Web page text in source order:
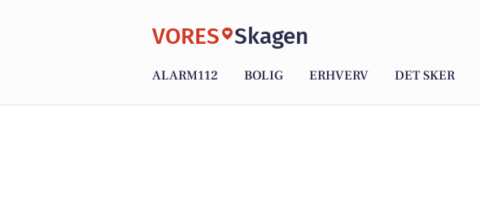
VORES Skagen
ALARM112 BOLIG ERHVERV DET SKER